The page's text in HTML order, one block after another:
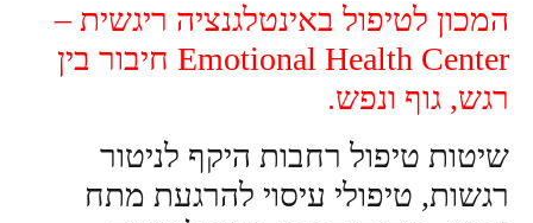
המכון לטיפול באינטלגנציה ריגשית –
Emotional Health Center חיבור בין
רגש, גוף ונפש.
שיטות טיפול רחבות היקף לניטור
רגשות, טיפולי עיסוי להרגעת מתח